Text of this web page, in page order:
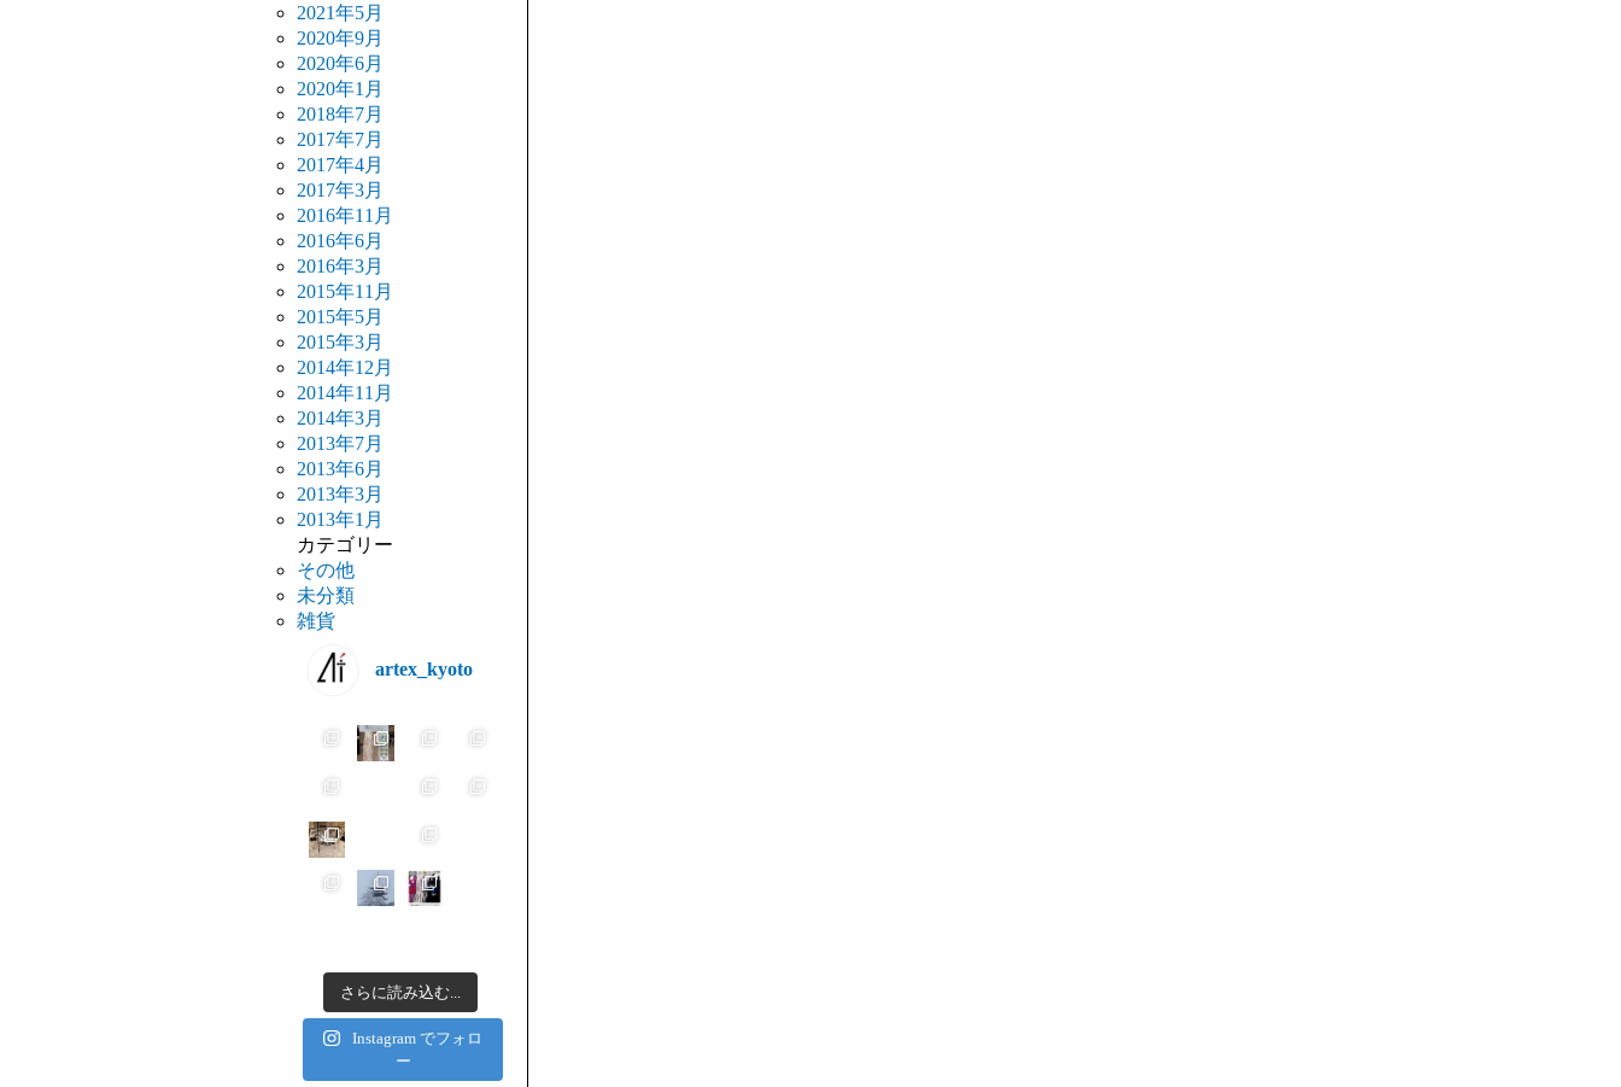
2021年5月
2020年9月
2020年6月
2020年1月
2018年7月
2017年7月
2017年4月
2017年3月
2016年11月
2016年6月
2016年3月
2015年11月
2015年5月
2015年3月
2014年12月
2014年11月
2014年3月
2013年7月
2013年6月
2013年3月
2013年1月
カテゴリー
その他
未分類
雑貨
artex_kyoto
さらに読み込む...
Instagram でフォロ
ー